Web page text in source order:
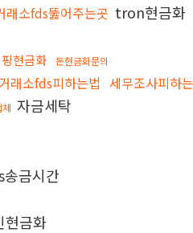
래소fds뚫어주는곳 tron현금화
핑현금화
돈현금화문의
래소fds피하는법 세무조사피하
자금세탁
금시간
현금화